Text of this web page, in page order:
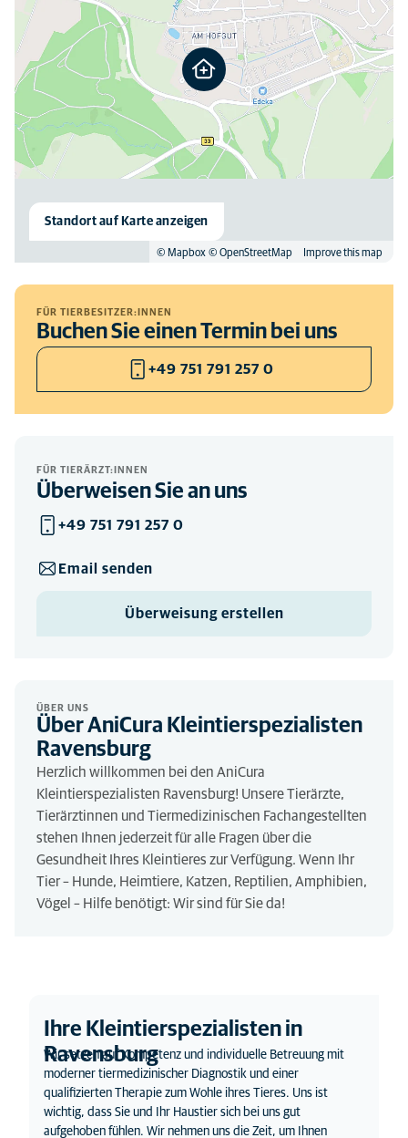
© Mapbox © OpenStreetMap Improve this map
Standort auf Karte anzeigen
FÜR TIERBESITZER:INNEN
Buchen Sie einen Termin bei uns
+49 751 791 257 0
FÜR TIERÄRZT:INNEN
Überweisen Sie an uns
+49 751 791 257 0
Email senden
Überweisung erstellen
ÜBER UNS
Über AniCura Kleintierspezialisten
Ravensburg
Herzlich willkommen bei den AniCura
Kleintierspezialisten Ravensburg! Unsere Tierärzte,
Tierärztinnen und Tiermedizinischen Fachangestellten
stehen Ihnen jederzeit für alle Fragen über die
Gesundheit Ihres Kleintieres zur Verfügung. Wenn Ihr
Tier – Hunde, Heimtiere, Katzen, Reptilien, Amphibien,
Vögel – Hilfe benötigt: Wir sind für Sie da!
Ihre Kleintierspezialisten in
Ravensburg
Wir setzen auf Kompetenz und individuelle Betreuung mit
moderner tiermedizinischer Diagnostik und einer
qualifizierten Therapie zum Wohle ihres Tieres. Uns ist
wichtig, dass Sie und Ihr Haustier sich bei uns gut
aufgehoben fühlen. Wir nehmen uns die Zeit, um Ihnen